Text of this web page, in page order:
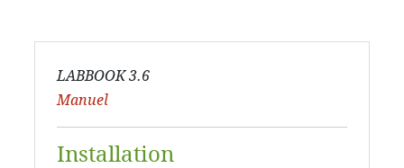
LABBOOK 3.6
Manuel
Installation